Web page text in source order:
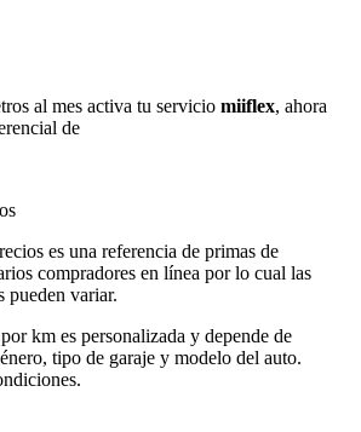
al mes activa tu servicio miiflex, ahora
de
es una referencia de primas de
compradores en línea por lo cual las
pueden variar.
km es personalizada y depende de
tipo de garaje y modelo del auto.